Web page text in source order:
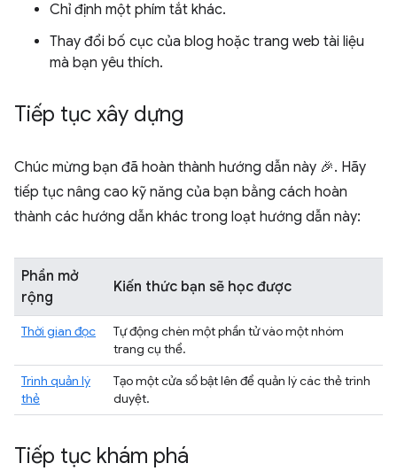
Chỉ định một phím tắt khác.
Thay đổi bố cục của blog hoặc trang web tài liệu
mà bạn yêu thích.
Tiếp tục xây dựng
Chúc mừng bạn đã hoàn thành hướng dẫn này 🎉. Hãy
tiếp tục nâng cao kỹ năng của bạn bằng cách hoàn
thành các hướng dẫn khác trong loạt hướng dẫn này:
Phần mở
rộng
Kiến thức bạn sẽ học được
Thời gian đọc
Tự động chèn một phần tử vào một nhóm
trang cụ thể.
Trình quản lý
thẻ
Tạo một cửa sổ bật lên để quản lý các thẻ trình
duyệt.
Tiếp tục khám phá